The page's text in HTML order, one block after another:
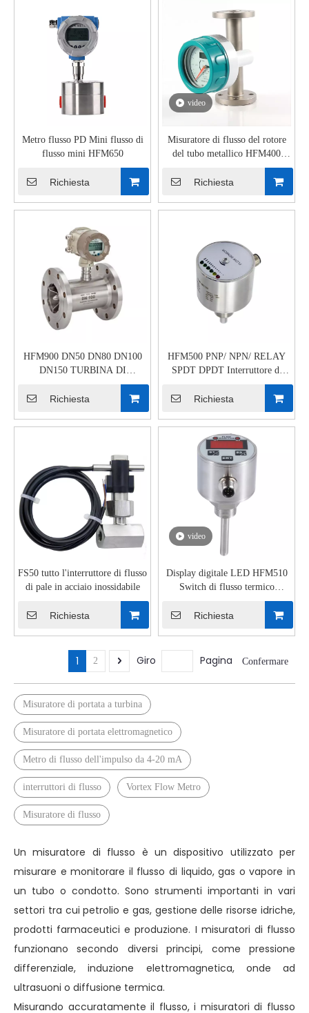
Metro flusso PD Mini flusso di
flusso mini HFM650
Richiesta
video
Misuratore di flusso del rotore
del tubo metallico HFM400
Indicatore del puntatore
Richiesta
HFM900 DN50 DN80 DN100
DN150 TURBINA DI
TURBINA DELLA TUBINA
Richiesta
HFM500 PNP/ NPN/ RELAY
SPDT DPDT Interruttore di
Richiesta
FS50 tutto l'interruttore di flusso
di pale in acciaio inossidabile
Richiesta
video
Display digitale LED HFM510
Switch di flusso termico
Richiesta
1 2 Giro Pagina Confermare
Misuratore di portata a turbina
Misuratore di portata elettromagnetico
Metro di flusso dell'impulso da 4-20 mA
interruttori di flusso Vortex Flow Metro
Misuratore di flusso
Un misuratore di flusso è un dispositivo utilizzato per
misurare e monitorare il flusso di liquido, gas o vapore in
un tubo o condotto. Sono strumenti importanti in vari
settori tra cui petrolio e gas, gestione delle risorse idriche,
prodotti farmaceutici e produzione. I misuratori di flusso
funzionano secondo diversi principi, come pressione
differenziale, induzione elettromagnetica, onde ad
ultrasuoni o diffusione termica.
Misurando accuratamente il flusso, i misuratori di flusso